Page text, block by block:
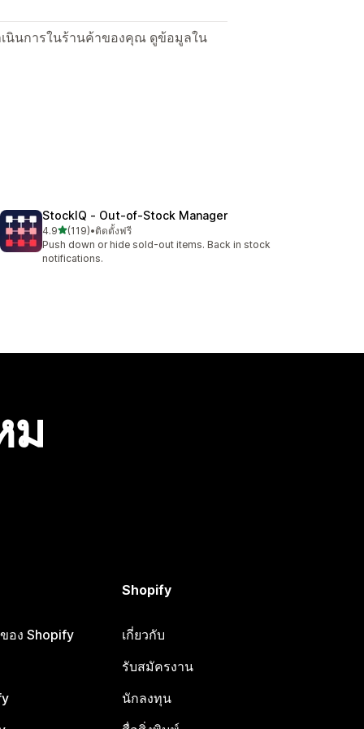
นินการในร้านค้าของคุณ ดูข้อมูลใน
StockIQ ‑ Out‑of‑Stock Manager
4.9เต็ม 5 ดาว
(119)
ทั้งหมด 119 รีวิว
•ติดตั้งฟรี
Push down or hide sold-out items. Back in stock
notifications.
ม
อง Shopify
Shopify
เกี่ยวกับ
รับสมัครงาน
นักลงทุน